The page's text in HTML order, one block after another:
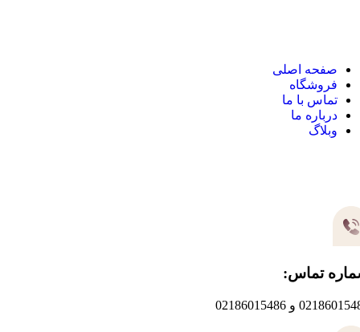
صفحه اصلی
فروشگاه
تماس با ما
درباره ما
وبلاگ
تماس:
و 02186015486